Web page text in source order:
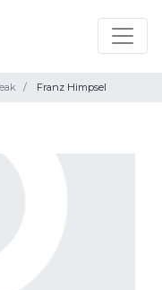
Franz Himpsel